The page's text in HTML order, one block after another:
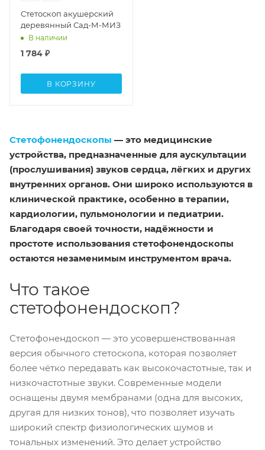
Стетоскоп акушерский
деревянный Сад-М-МИЗ
В наличии
1 784 ₽
В КОРЗИНУ
Стетофонендоскопы — это медицинские
устройства, предназначенные для аускультации
(прослушивания) звуков сердца, лёгких и других
внутренних органов. Они широко используются в
клинической практике, особенно в терапии,
кардиологии, пульмонологии и педиатрии.
Благодаря своей точности, надёжности и
простоте использования стетофонендоскопы
остаются незаменимым инструментом врача.
Что такое
стетофонендоскоп?
Стетофонендоскоп — это усовершенствованная
версия обычного стетоскопа, которая позволяет
более чётко передавать как высокочастотные, так и
низкочастотные звуки. Современные модели
оснащены двумя мембранами (одна для высоких,
другая для низких тонов), что позволяет изучать
широкий спектр физиологических шумов и
тональных изменений. Это делает устройство